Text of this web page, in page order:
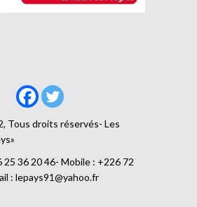
Tous droits réservés- Les
25 36 20 46- Mobile : +226 72
: lepays91@yahoo.fr